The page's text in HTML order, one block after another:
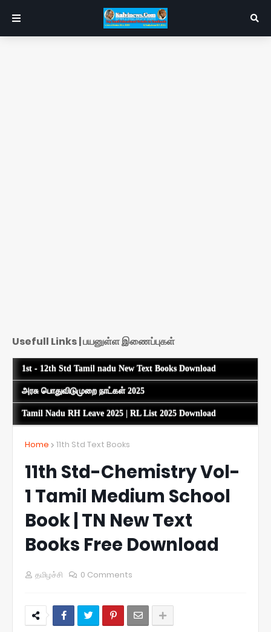
Usefull Links | பயனுள்ள இணைப்புகள்
1st - 12th Std Tamil nadu New Text Books Download
அரசு பொதுவிடுமுறை நாட்கள் 2025
Tamil Nadu RH Leave 2025 | RL List 2025 Download
Home 11th Std Text Books
11th Std-Chemistry Vol-
1 Tamil Medium School
Book | TN New Text
Books Free Download
தமிழச்சி 0 Comments